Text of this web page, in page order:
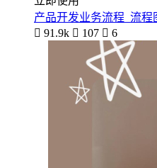
产品开发业务流程_流程
 91.9k  107  6